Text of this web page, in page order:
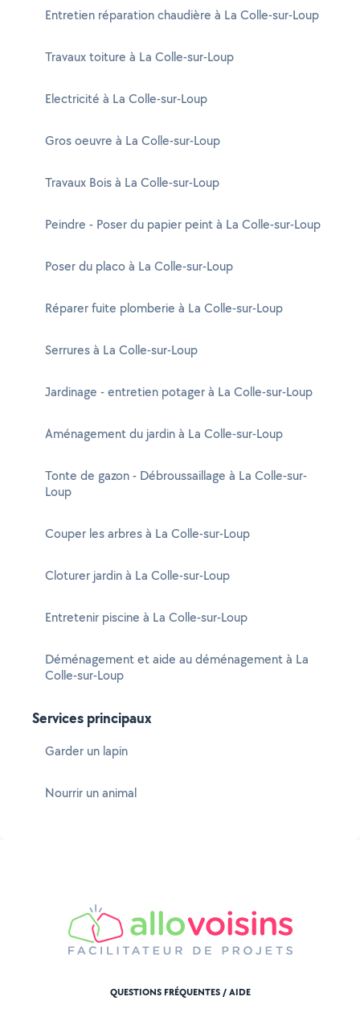
Entretien réparation chaudière à La Colle-sur-Loup
Travaux toiture à La Colle-sur-Loup
Electricité à La Colle-sur-Loup
Gros oeuvre à La Colle-sur-Loup
Travaux Bois à La Colle-sur-Loup
Peindre - Poser du papier peint à La Colle-sur-Loup
Poser du placo à La Colle-sur-Loup
Réparer fuite plomberie à La Colle-sur-Loup
Serrures à La Colle-sur-Loup
Jardinage - entretien potager à La Colle-sur-Loup
Aménagement du jardin à La Colle-sur-Loup
Tonte de gazon - Débroussaillage à La Colle-sur-
Loup
Couper les arbres à La Colle-sur-Loup
Cloturer jardin à La Colle-sur-Loup
Entretenir piscine à La Colle-sur-Loup
Déménagement et aide au déménagement à La
Colle-sur-Loup
Services principaux
Garder un lapin
Nourrir un animal
QUESTIONS FRÉQUENTES / AIDE